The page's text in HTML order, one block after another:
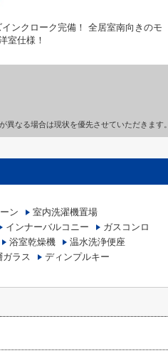
ンクローク完備！ 全居室南向きのモ
室仕様！
なる場合は現状を優先させていただきます。
ン
室内洗濯機置場
インナーバルコニー
ガスコンロ
浴室乾燥機
温水洗浄便座
ガラス
ディンプルキー